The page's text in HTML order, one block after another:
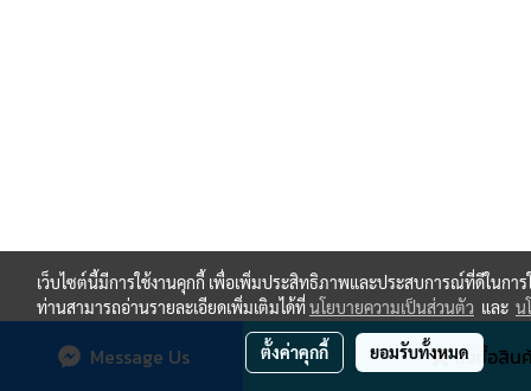
สั่งซื้อสิน
Message Us
เว็บไซต์นี้มีการใช้งานคุกกี้ เพื่อเพิ่มประสิทธิภาพและประสบการณ์ที่ดีในการ
ท่านสามารถอ่านรายละเอียดเพิ่มเติมได้ที่นโยบายความเป็นส่วนตัว และ น
ตั้งค่าคุกกี้ ยอมรับทั้งหมด